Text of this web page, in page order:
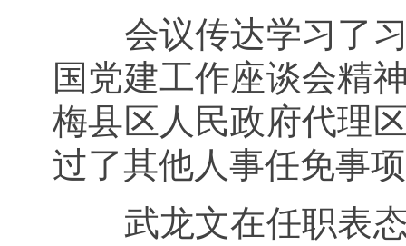
会议传达学习了
国党建工作座谈会精
梅县区人民政府代理
过了其他人事任免事
武龙文在任职表